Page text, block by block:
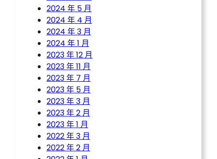
2024 年 5 月
2024 年 4 月
2024 年 3 月
2024 年 1 月
2023 年 12 月
2023 年 11 月
2023 年 7 月
2023 年 5 月
2023 年 3 月
2023 年 2 月
2023 年 1 月
2022 年 3 月
2022 年 2 月